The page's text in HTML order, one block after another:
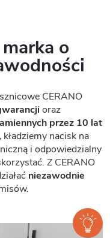
o
CERANO
oraz
przez 10 lat
kładziemy nacisk na
i odpowiedzialny
Z CERANO
niezawodnie